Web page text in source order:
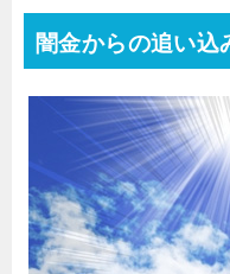
闇金からの追い込